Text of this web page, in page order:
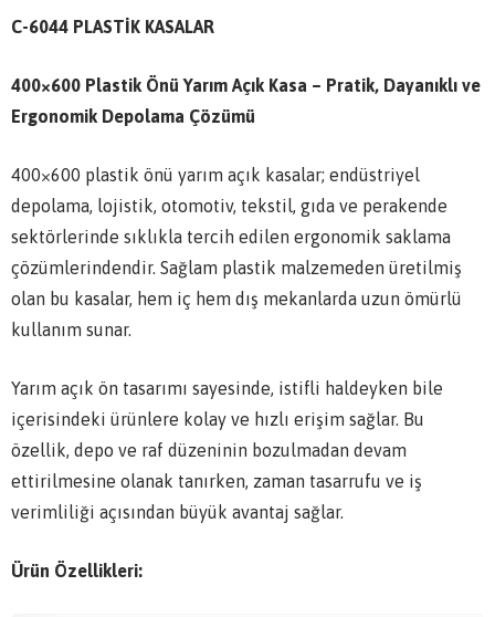
C-6044 PLASTİK KASALAR
400×600 Plastik Önü Yarım Açık Kasa – Pratik, Dayanıklı ve
Ergonomik Depolama Çözümü
400×600 plastik önü yarım açık kasalar; endüstriyel
depolama, lojistik, otomotiv, tekstil, gıda ve perakende
sektörlerinde sıklıkla tercih edilen ergonomik saklama
çözümlerindendir. Sağlam plastik malzemeden üretilmiş
olan bu kasalar, hem iç hem dış mekanlarda uzun ömürlü
kullanım sunar.
Yarım açık ön tasarımı sayesinde, istifli haldeyken bile
içerisindeki ürünlere kolay ve hızlı erişim sağlar. Bu
özellik, depo ve raf düzeninin bozulmadan devam
ettirilmesine olanak tanırken, zaman tasarrufu ve iş
verimliliği açısından büyük avantaj sağlar.
Ürün Özellikleri: